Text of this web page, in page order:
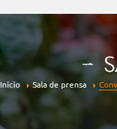
Inicio Sala de prensa